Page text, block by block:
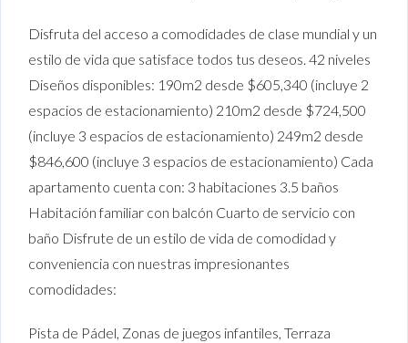
Disfruta del acceso a comodidades de clase mundial y un
estilo de vida que satisface todos tus deseos. 42 niveles
Diseños disponibles: 190m2 desde $605,340 (incluye 2
espacios de estacionamiento) 210m2 desde $724,500
(incluye 3 espacios de estacionamiento) 249m2 desde
$846,600 (incluye 3 espacios de estacionamiento) Cada
apartamento cuenta con: 3 habitaciones 3.5 baños
Habitación familiar con balcón Cuarto de servicio con
baño Disfrute de un estilo de vida de comodidad y
conveniencia con nuestras impresionantes
comodidades:
Pista de Pádel, Zonas de juegos infantiles, Terraza